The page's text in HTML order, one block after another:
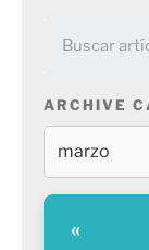
ARCHIVE
«